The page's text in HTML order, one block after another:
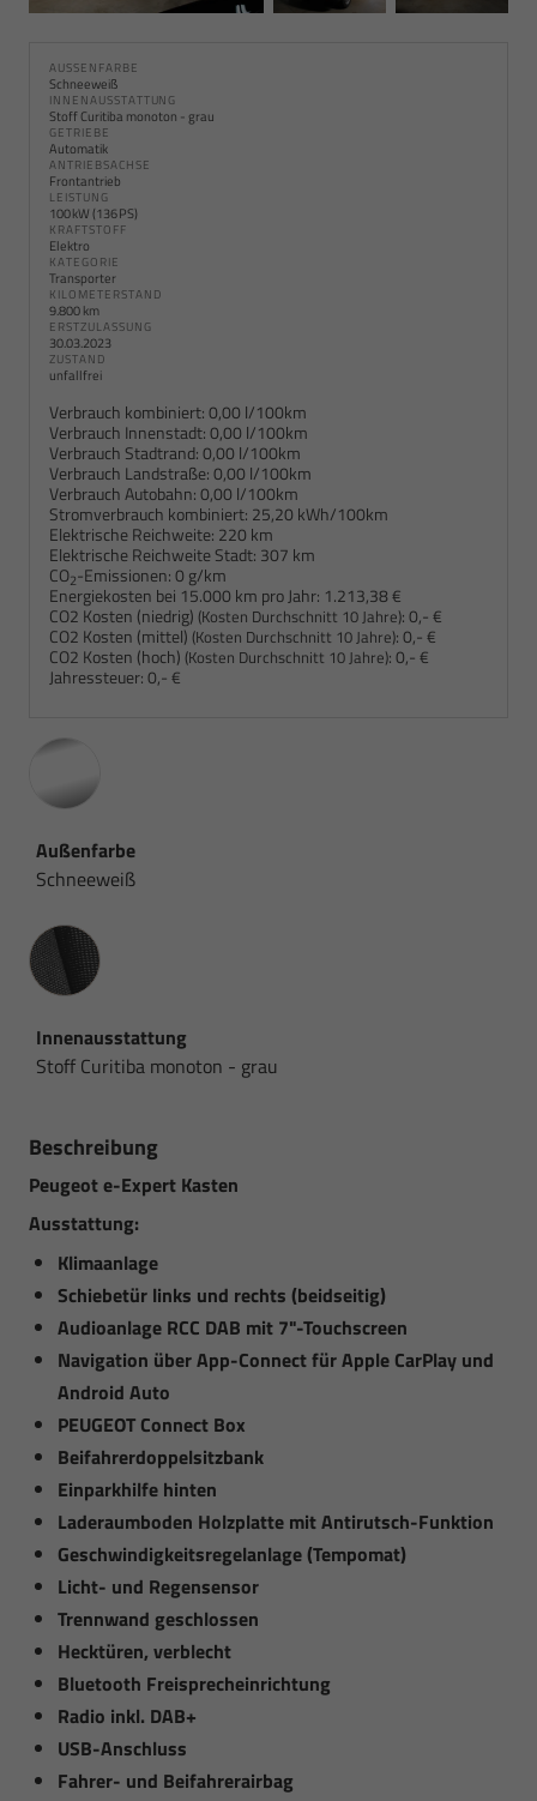
AUSSENFARBE
Schneeweiß
INNENAUSSTATTUNG
Stoff Curitiba monoton - grau
GETRIEBE
Automatik
ANTRIEBSACHSE
Frontantrieb
LEISTUNG
100 kW (136 PS)
KRAFTSTOFF
Elektro
KATEGORIE
Transporter
KILOMETERSTAND
9.800 km
ERSTZULASSUNG
30.03.2023
ZUSTAND
unfallfrei
Verbrauch kombiniert:0,00 l/100km
Verbrauch Innenstadt:0,00 l/100km
Verbrauch Stadtrand:0,00 l/100km
Verbrauch Landstraße:0,00 l/100km
Verbrauch Autobahn:0,00 l/100km
Stromverbrauch kombiniert: 25,20 kWh/100km
Elektrische Reichweite: 220 km
Elektrische Reichweite Stadt: 307 km
CO2-Emissionen:0 g/km
Energiekosten bei 15.000 km pro Jahr: 1.213,38 €
CO2 Kosten (niedrig) (Kosten Durchschnitt 10 Jahre):0,- €
CO2 Kosten (mittel) (Kosten Durchschnitt 10 Jahre):0,- €
CO2 Kosten (hoch) (Kosten Durchschnitt 10 Jahre):0,- €
Jahressteuer:0,- €
Außenfarbe
Schneeweiß
Innenausstattung
Innenausstattung
Stoff Curitiba monoton - grau
Beschreibung
Peugeot e-Expert Kasten
Ausstattung:
Klimaanlage
Schiebetür links und rechts (beidseitig)
Audioanlage RCC DAB mit 7"-Touchscreen
Navigation über App-Connect für Apple CarPlay und
Android Auto
PEUGEOT Connect Box
Beifahrerdoppelsitzbank
Einparkhilfe hinten
Laderaumboden Holzplatte mit Antirutsch-Funktion
Geschwindigkeitsregelanlage (Tempomat)
Licht- und Regensensor
Trennwand geschlossen
Hecktüren, verblecht
Bluetooth Freisprecheinrichtung
Radio inkl. DAB+
USB-Anschluss
Fahrer- und Beifahrerairbag